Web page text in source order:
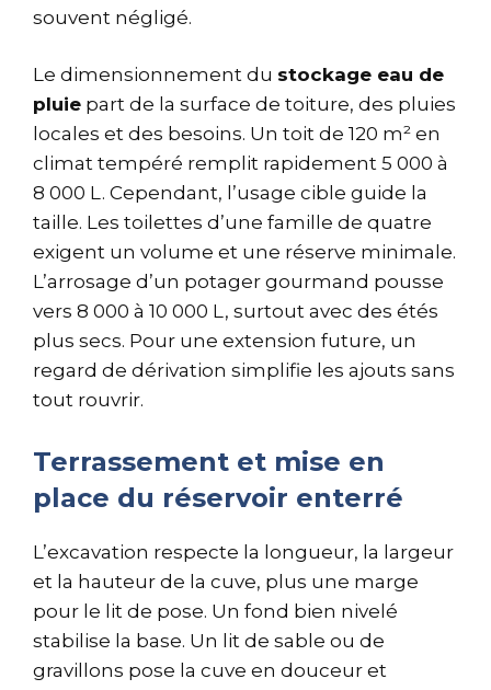
souvent négligé.
Le dimensionnement du stockage eau de
pluie part de la surface de toiture, des pluies
locales et des besoins. Un toit de 120 m² en
climat tempéré remplit rapidement 5 000 à
8 000 L. Cependant, l’usage cible guide la
taille. Les toilettes d’une famille de quatre
exigent un volume et une réserve minimale.
L’arrosage d’un potager gourmand pousse
vers 8 000 à 10 000 L, surtout avec des étés
plus secs. Pour une extension future, un
regard de dérivation simplifie les ajouts sans
tout rouvrir.
Terrassement et mise en
place du réservoir enterré
L’excavation respecte la longueur, la largeur
et la hauteur de la cuve, plus une marge
pour le lit de pose. Un fond bien nivelé
stabilise la base. Un lit de sable ou de
gravillons pose la cuve en douceur et